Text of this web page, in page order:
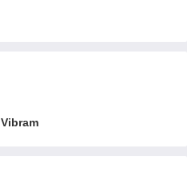
Vibram